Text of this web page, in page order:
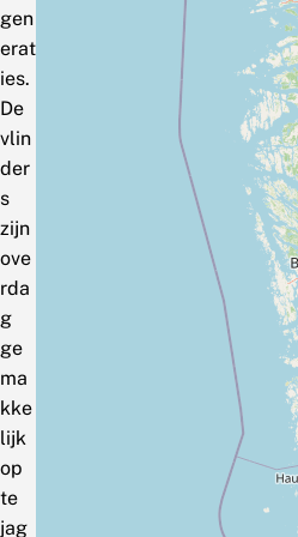
gen
erat
ies.
De
vlin
der
s
zijn
ove
rda
g
ge
ma
kke
lijk
op
te
jag